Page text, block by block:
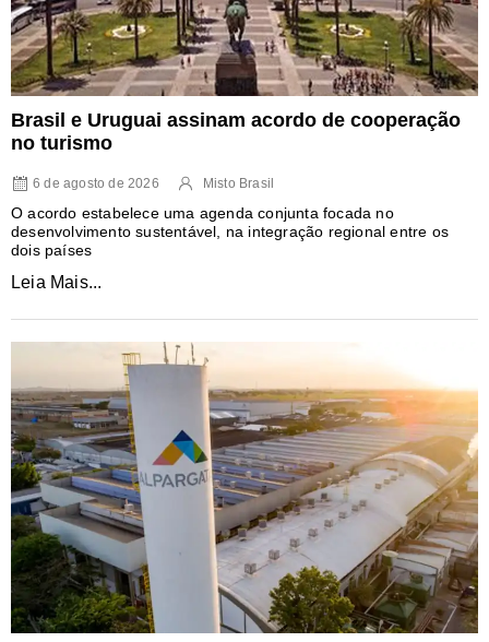
Brasil e Uruguai assinam acordo de cooperação
no turismo
6 de agosto de 2026 Misto Brasil
O acordo estabelece uma agenda conjunta focada no
desenvolvimento sustentável, na integração regional entre os
dois países
Leia Mais...